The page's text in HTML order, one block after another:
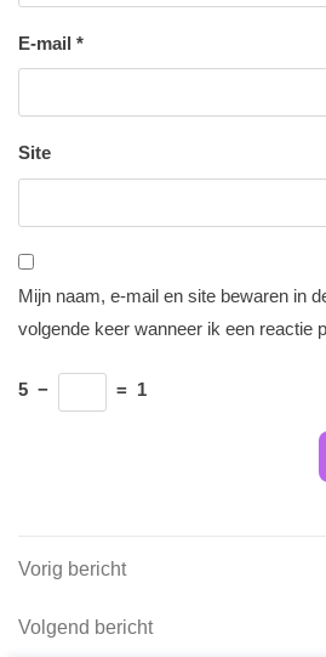
E-mail *
Site
Mijn naam, e-mail en site bewaren in
volgende keer wanneer ik een reactie
5 − = 1
Berichtnavigatie
Vorig
Vorig bericht
Volgend
Volgend bericht